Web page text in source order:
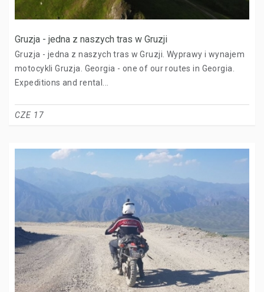
Gruzja - jedna z naszych tras w Gruzji
Gruzja - jedna z naszych tras w Gruzji. Wyprawy i wynajem
motocykli Gruzja. Georgia - one of our routes in Georgia.
Expeditions and rental...
CZE 17